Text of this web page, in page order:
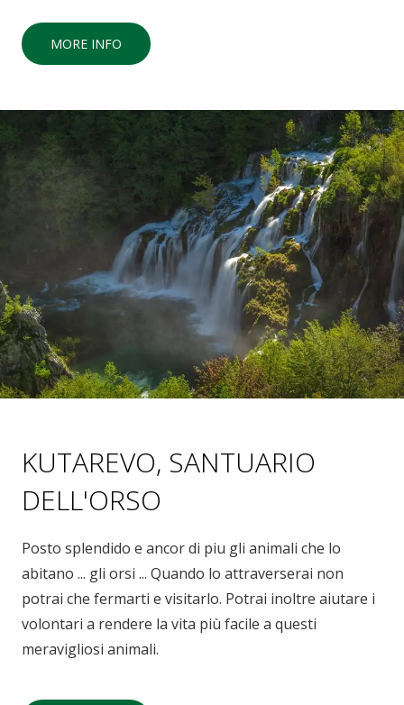
MORE INFO
KUTAREVO, SANTUARIO
DELL'ORSO
Posto splendido e ancor di piu gli animali che lo
abitano ... gli orsi ... Quando lo attraverserai non
potrai che fermarti e visitarlo. Potrai inoltre aiutare i
volontari a rendere la vita più facile a questi
meravigliosi animali.